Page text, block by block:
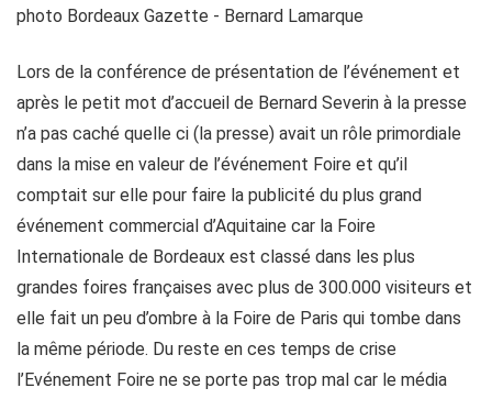
photo Bordeaux Gazette - Bernard Lamarque
Lors de la conférence de présentation de l’événement et
après le petit mot d’accueil de Bernard Severin à la presse
n’a pas caché quelle ci (la presse) avait un rôle primordiale
dans la mise en valeur de l’événement Foire et qu’il
comptait sur elle pour faire la publicité du plus grand
événement commercial d’Aquitaine car la Foire
Internationale de Bordeaux est classé dans les plus
grandes foires françaises avec plus de 300.000 visiteurs et
elle fait un peu d’ombre à la Foire de Paris qui tombe dans
la même période. Du reste en ces temps de crise
l’Evénement Foire ne se porte pas trop mal car le média